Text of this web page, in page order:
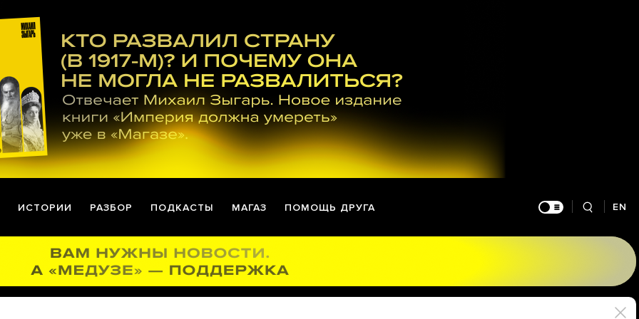
ИСТОРИИ РАЗБОР ПОДКАСТЫ МАГАЗ ПОМОЩЬ ДРУГА EN